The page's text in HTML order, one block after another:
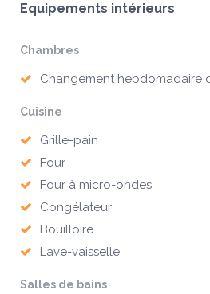
Equipements intérieurs
Chambres
Changement hebdomadaire
Cuisine
Grille-pain
Four
Four à micro-ondes
Congélateur
Bouilloire
Lave-vaisselle
Salles de bains